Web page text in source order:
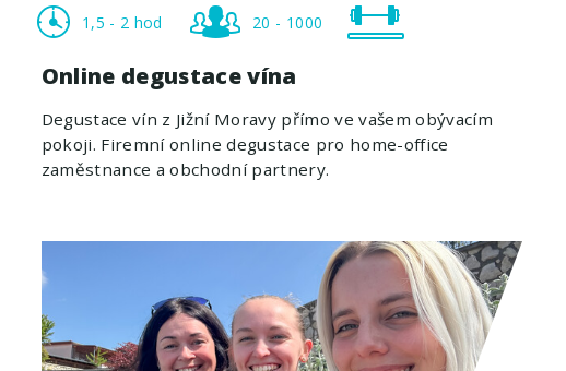
1,5 - 2 hod 20 - 1000
Online degustace vína
Degustace vín z Jižní Moravy přímo ve vašem obývacím
pokoji. Firemní online degustace pro home-office
zaměstnance a obchodní partnery.